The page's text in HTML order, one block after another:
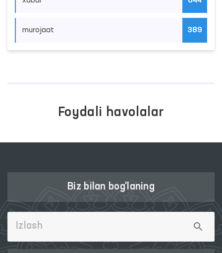
murojaat 389
Foydali havolalar
Biz bilan bog'laning